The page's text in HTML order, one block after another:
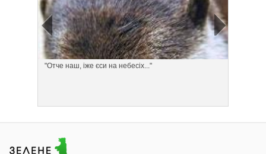
"Отче наш, іже єси на небесіх..."